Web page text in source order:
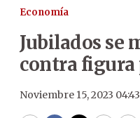
Economía
Jubilados se
contra figura
Noviembre 15, 2023